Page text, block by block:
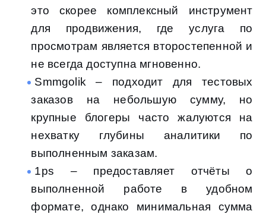
это скорее комплексный инструмент
для продвижения, где услуга по
просмотрам является второстепенной и
не всегда доступна мгновенно.
Smmgolik – подходит для тестовых
заказов на небольшую сумму, но
крупные блогеры часто жалуются на
нехватку глубины аналитики по
выполненным заказам.
1ps – предоставляет отчёты о
выполненной работе в удобном
формате, однако минимальная сумма